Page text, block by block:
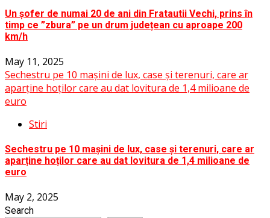
Un șofer de numai 20 de ani din Fratautii Vechi, prins în
timp ce ”zbura” pe un drum județean cu aproape 200
km/h
May 11, 2025
Sechestru pe 10 mașini de lux, case și terenuri, care ar
aparține hoților care au dat lovitura de 1,4 milioane de
euro
Stiri
Sechestru pe 10 mașini de lux, case și terenuri, care ar
aparține hoților care au dat lovitura de 1,4 milioane de
euro
May 2, 2025
Search